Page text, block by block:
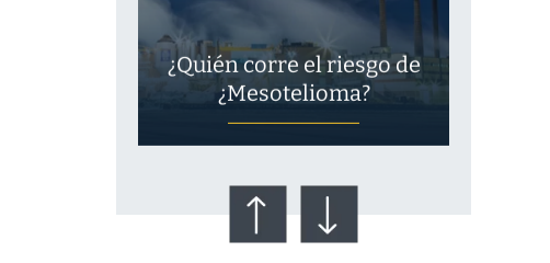
¿Quién corre el riesgo de
¿Mesotelioma?